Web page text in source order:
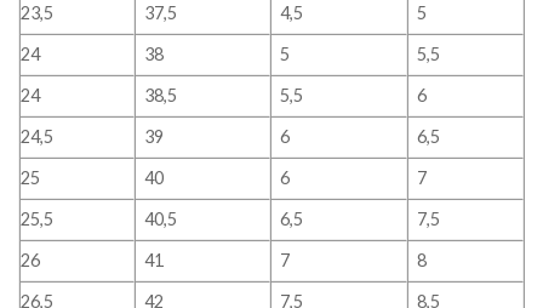
23,5
37,5 4,5
5
24
38 5
5,5
24
38,5 5,5
6
24,5
39 6
6,5
25
40 6
7
25,5
40,5 6,5
7,5
26
41 7
8
26,5
42 7,5
8,5